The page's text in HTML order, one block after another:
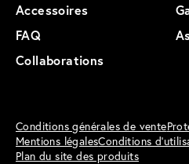
Accessoires
FAQ
Collaborations
Conditions générales de vente
Mentions légalesConditions
Plan du site des produits